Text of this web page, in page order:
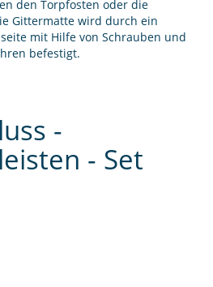
den Torpfosten oder die
Gittermatte wird durch ein
mit Hilfe von Schrauben und
befestigt.
-
- Set